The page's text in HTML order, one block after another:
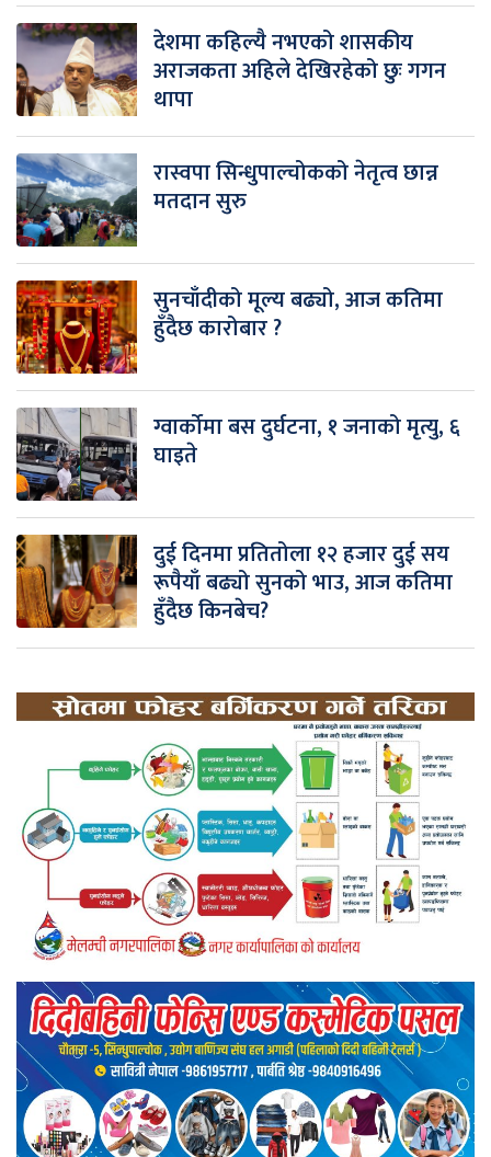
देशमा कहिल्यै नभएको शासकीय
अराजकता अहिले देखिरहेको छुः गगन
थापा
रास्वपा सिन्धुपाल्चोकको नेतृत्व छान्न
मतदान सुरु
सुनचाँदीको मूल्य बढ्यो, आज कतिमा
हुँदैछ कारोबार ?
ग्वार्कोमा बस दुर्घटना, १ जनाको मृत्यु, ६
घाइते
दुई दिनमा प्रतितोला १२ हजार दुई सय
रूपैयाँ बढ्यो सुनको भाउ, आज कतिमा
हुँदैछ किनबेच?